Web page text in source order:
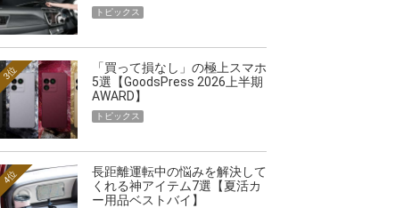
トピックス
「買って損なし」の極上スマホ
5選【GoodsPress 2026上半期
AWARD】
3位
トピックス
長距離運転中の悩みを解決して
くれる神アイテム7選【夏活カ
ー用品ベストバイ】
4位